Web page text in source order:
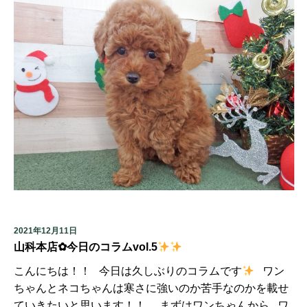
2021年12月11日
山科本店✿今日のコラムvol.5
こんにちは！！ 今日は久しぶりのコラムです
ワン
ちゃんとネコちゃんは寒さに強いのか苦手なのかを載せ